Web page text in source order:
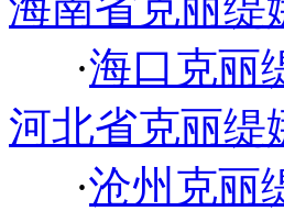
·海口克丽
河北省克丽缇
·沧州克丽